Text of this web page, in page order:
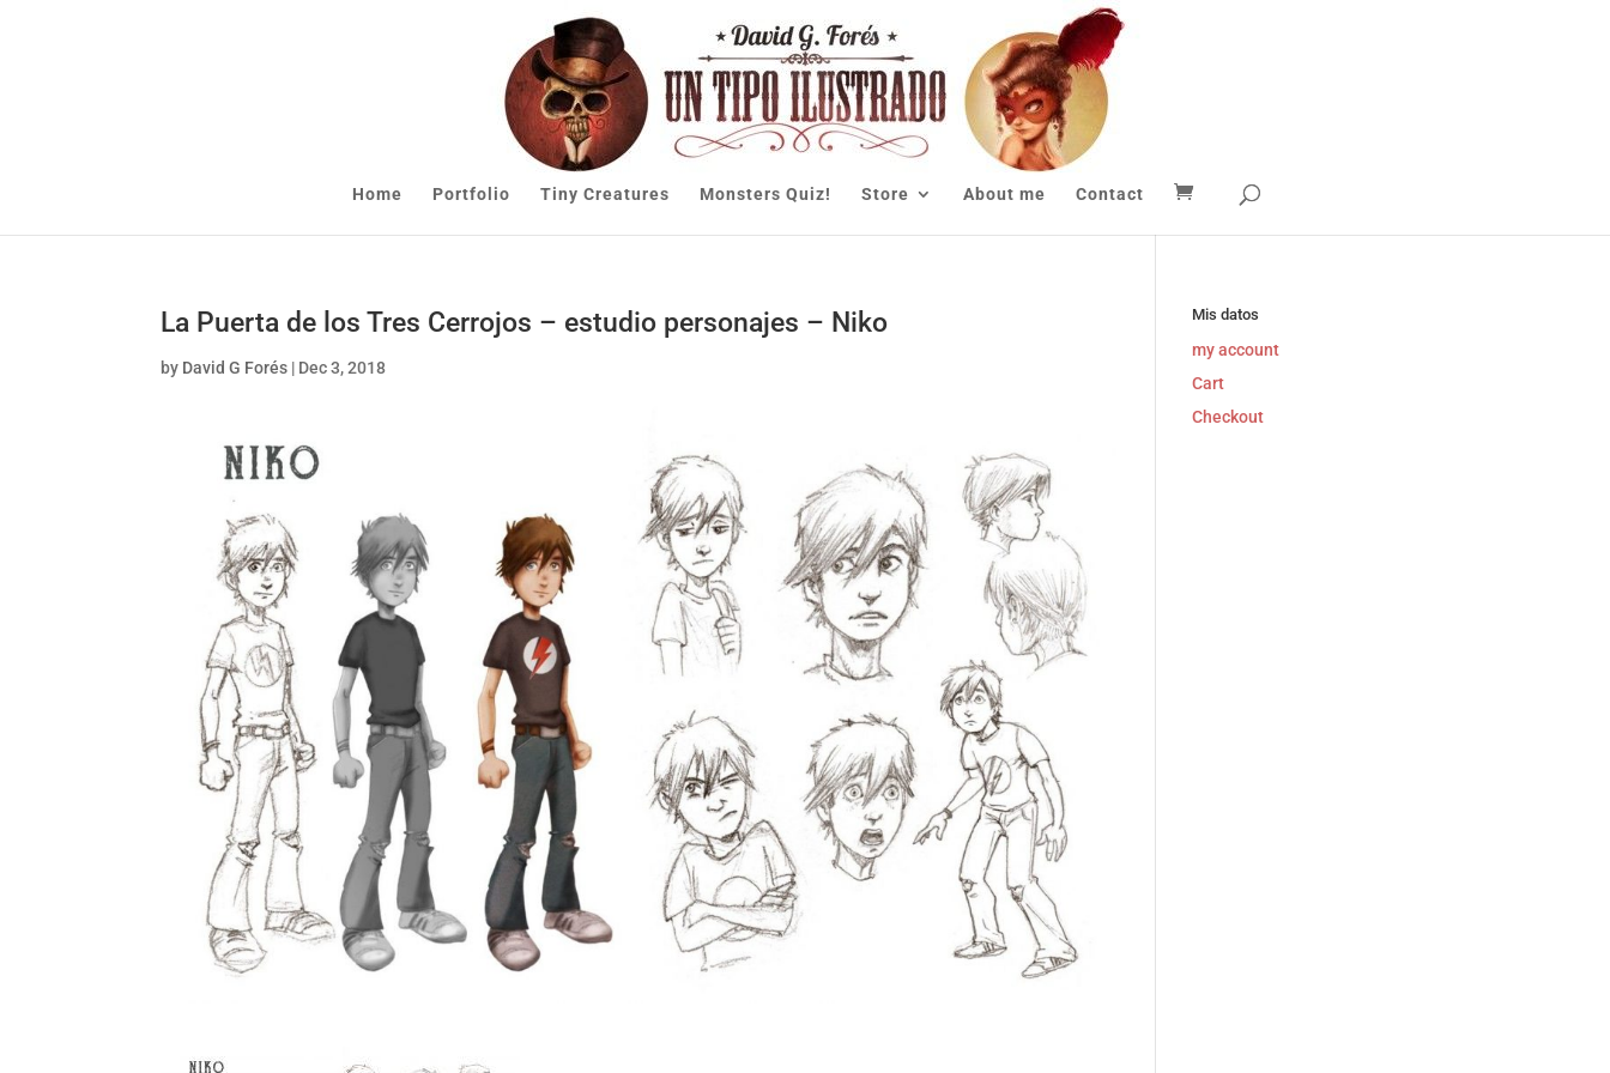
Home Portfolio Tiny Creatures Monsters Quiz! Store About me Contact
La Puerta de los Tres Cerrojos – estudio personajes – Niko
by David G Forés | Dec 3, 2018
Mis datos
my account
Cart
Checkout